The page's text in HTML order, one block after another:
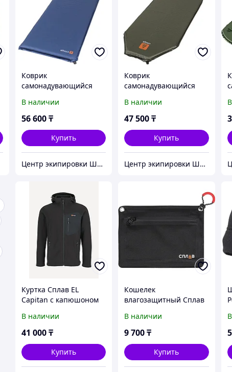
Коврик
самонадувающийся
(188x55x5) (OneSize)
В наличии
56 600₸
Купить
Центр экипировки Штурм
Коврик
самонадувающийся
олива (183x51x3,8)
(OneSize)
В наличии
47 500₸
Купить
Центр экипировки Штурм
Куртка Сплав EL
Capitan с капюшоном
В наличии
41 000₸
Купить
Кошелек
влагозащитный Сплав
В наличии
9 700₸
Купить